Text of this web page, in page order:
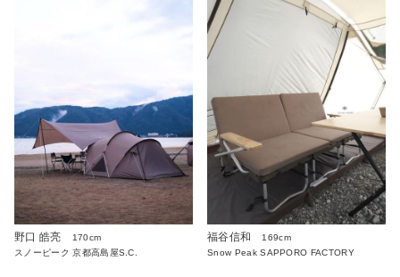
野口 皓亮
170cm
スノーピーク 京都高島屋S.C.
福谷信和
169cm
Snow Peak SAPPORO FACTORY